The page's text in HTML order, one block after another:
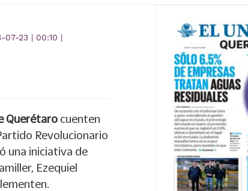
07-23 | 00:10 |
Querétaro cuenten
Revolucionario
una iniciativa de
Ezequiel